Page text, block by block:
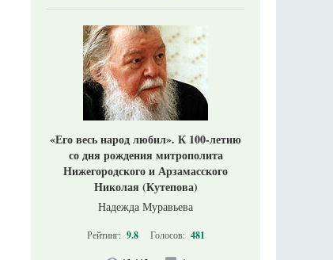
«Его весь народ любил». К 100-летию
со дня рождения митрополита
Нижегородского и Арзамасского
Николая (Кутепова)
Надежда Муравьева
Рейтинг: 9.8 Голосов: 481